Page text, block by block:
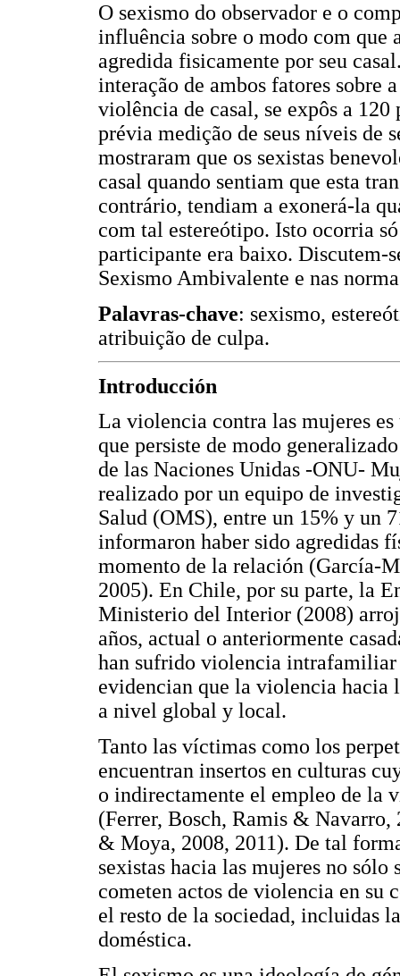
O sexismo do observador e o
influência sobre o modo com que
agredida fisicamente por seu
interação de ambos fatores sobre
violência de casal, se expôs a
prévia medição de seus níveis de
mostraram que os sexistas
casal quando sentiam que esta
contrário, tendiam a exonerá-la
com tal estereótipo. Isto ocorria
participante era baixo. Discutem-
Sexismo Ambivalente e nas
Palavras-chave: sexismo,
atribuição de culpa.
Introducción
La violencia contra las mujeres
que persiste de modo
de las Naciones Unidas -ONU-
realizado por un equipo de
Salud (OMS), entre un 15% y un
informaron haber sido agredidas
momento de la relación (García-
2005). En Chile, por su parte, la
Ministerio del Interior (2008)
años, actual o anteriormente
han sufrido violencia intrafamiliar
evidencian que la violencia hacia
a nivel global y local.
Tanto las víctimas como los
encuentran insertos en culturas
o indirectamente el empleo de la
(Ferrer, Bosch, Ramis &
& Moya, 2008, 2011). De tal
sexistas hacia las mujeres no sólo
cometen actos de violencia en su
el resto de la sociedad, incluidas
doméstica.